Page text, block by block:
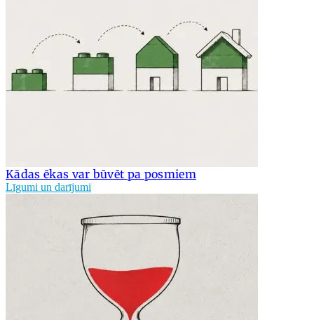
Kādas ēkas var būvēt pa posmiem
Līgumi un darījumi